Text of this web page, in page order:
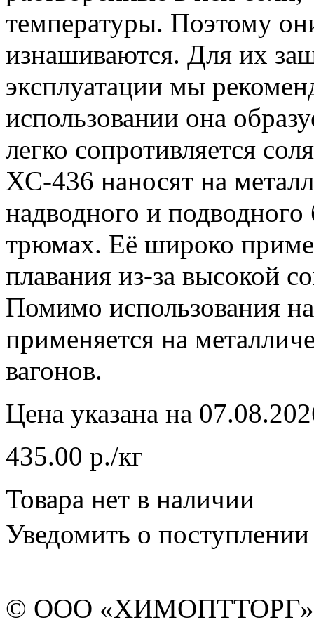
температуры. Поэтому
изнашиваются. Для их
эксплуатации мы
использовании она
легко сопротивляется
ХС-436 наносят на
надводного и
трюмах. Её широко
плавания из-за высокой
Помимо использования
применяется на
вагонов.
Цена указана на
435.00 р./кг
Товара нет в наличии
Уведомить о поступлении
© ООО